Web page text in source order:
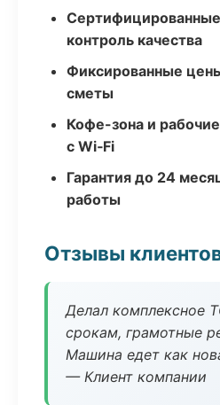
контроль качества
Фиксированные
сметы
Кофе-зона и
с Wi‑Fi
Гарантия до 24
работы
Отзывы
Делал комплексное
срокам, грамотные
Машина едет как
— Клиент компании